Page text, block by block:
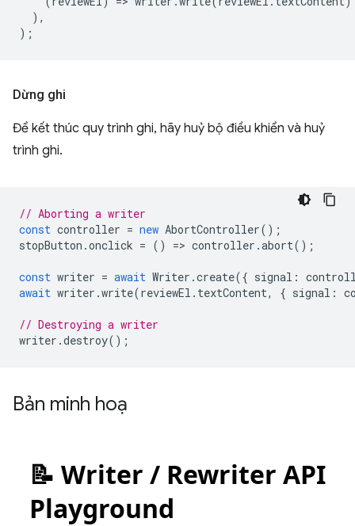
),
);
Dừng ghi
Để kết thúc quy trình ghi, hãy huỷ bộ điều khiển và huỷ
trình ghi.
// Aborting a writer
const controller = new AbortController();
stopButton .onclick = () => controller .abort();
const writer = await Writer .create({ signal :
await writer .write(reviewEl . textContent, { signal :
// Destroying a writer
writer .destroy();
Bản minh hoạ